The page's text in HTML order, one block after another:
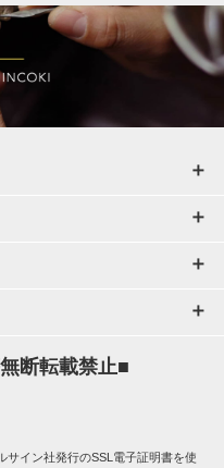
断転載禁止■
サイン社発行のSSL電子証明書を使